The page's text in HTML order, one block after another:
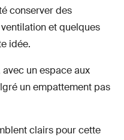
conserver des
et quelques
idée.
un espace aux
un empattement pas
clairs pour cette